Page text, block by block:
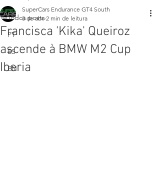
Todos posts
PT
ES
EN
Francisca 'Kika' Queiroz
ascende à BMW M2 Cup
Iberia
SuperCars Endurance GT4 South
3 de abr. 2 min de leitura